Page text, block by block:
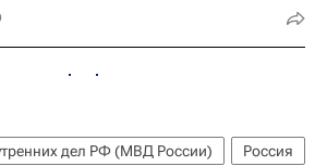
дел РФ (МВД России)
Россия